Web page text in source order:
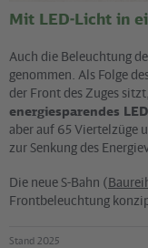
Mit LED-Licht in
Auch die Beleuchtung
genommen. Als Folge
der Front des Zuges
energiesparendes
aber auf 65 Viertelzüge
zur Senkung des
Die neue S-Bahn (
Frontbeleuchtung
Stand 2025